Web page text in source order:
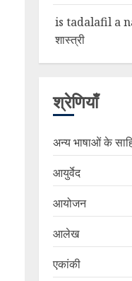
is tadalafil a
शास्त्री
श्रेणियाँ
अन्य भाषाओं के
आयुर्वेद
आयोजन
आलेख
एकांकी